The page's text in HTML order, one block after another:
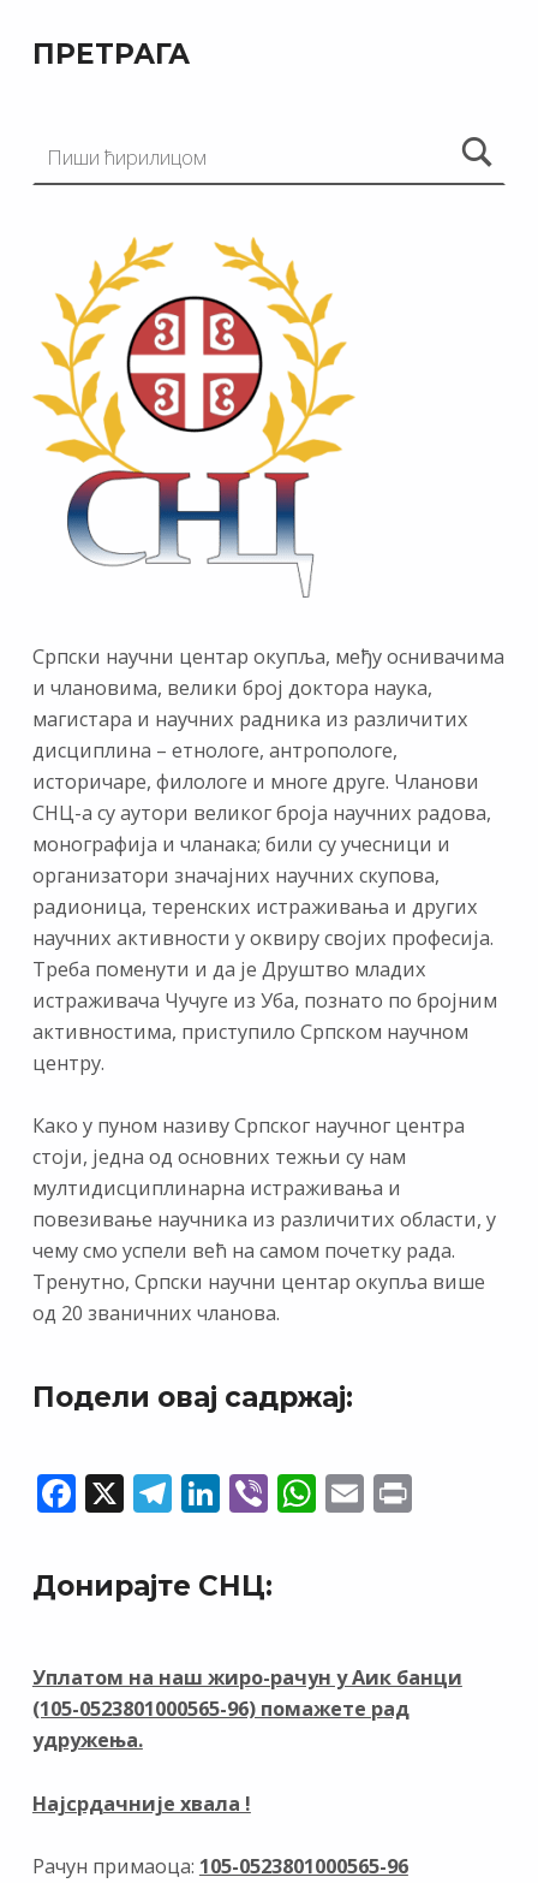
ПРЕТРАГА
Српски научни центар окупља, међу оснивачима
и члановима, велики број доктора наука,
магистара и научних радника из различитих
дисциплина – етнологе, антропологе,
историчаре, филологе и многе друге. Чланови
СНЦ-а су аутори великог броја научних радова,
монографија и чланака; били су учесници и
организатори значајних научних скупова,
радионица, теренских истраживања и других
научних активности у оквиру својих професија.
Треба поменути и да је Друштво младих
истраживача Чучуге из Уба, познато по бројним
активностима, приступило Српском научном
центру.
Како у пуном називу Српског научног центра
стоји, једна од основних тежњи су нам
мултидисциплинарна истраживања и
повезивање научника из различитих области, у
чему смо успели већ на самом почетку рада.
Тренутно, Српски научни центар окупља више
од 20 званичних чланова.
Подели овај садржај:
F
ac
e
b
o
k
X T
el
e
gr
m
Li
n
k
e
n
Vi
b
er
W
h
p
p
E
m
Pr
Донирајте СНЦ:
Уплатом на наш жиро-рачун у Аик банци
(105-0523801000565-96) помажете рад
удружења.
Најсрдачније хвала !
Рачун примаоца: 105-0523801000565-96